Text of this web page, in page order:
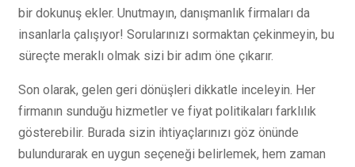
bir dokunuş ekler. Unutmayın, danışmanlık firmaları da
insanlarla çalışıyor! Sorularınızı sormaktan çekinmeyin, bu
süreçte meraklı olmak sizi bir adım öne çıkarır.
Son olarak, gelen geri dönüşleri dikkatle inceleyin. Her
firmanın sunduğu hizmetler ve fiyat politikaları farklılık
gösterebilir. Burada sizin ihtiyaçlarınızı göz önünde
bulundurarak en uygun seçeneği belirlemek, hem zaman